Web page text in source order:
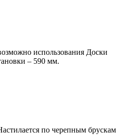
использования Доски
– 590 мм.
по черепным брускам